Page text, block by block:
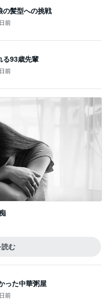
の髪型への挑戦
前
る93歳先輩
前
読む
った中華粥屋
前